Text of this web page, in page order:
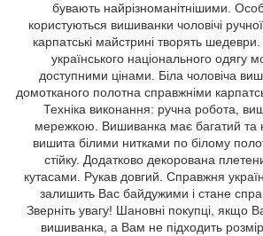
бувають найрізноманітнішими.
користуються вишиванки чоловічі
карпатські майстрині творять
українського національного одягу
доступними цінами. Біла чоловіча
домотканого полотна справжніми
Техніка виконання: ручна робота,
мережкою. Вишиванка має багатий та
вишита білими нитками по білому
стійку. Додатково декорована
кутасами. Рукав довгий. Справжня
залишить Вас байдужими і стане
Зверніть увагу! Шановні покупці, якщо
вишиванка, а Вам не підходить